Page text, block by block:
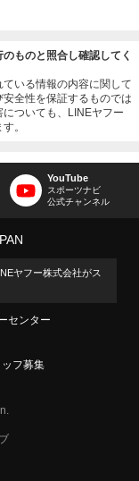
のものと照合し確認してく
いる情報の内容に関して
全性を保証するものでは
ついても、LINEヤフー
。
YouTube
スポーツナビ
公式チャンネル
ヤフー株式会社がス
センター
ッフ募集